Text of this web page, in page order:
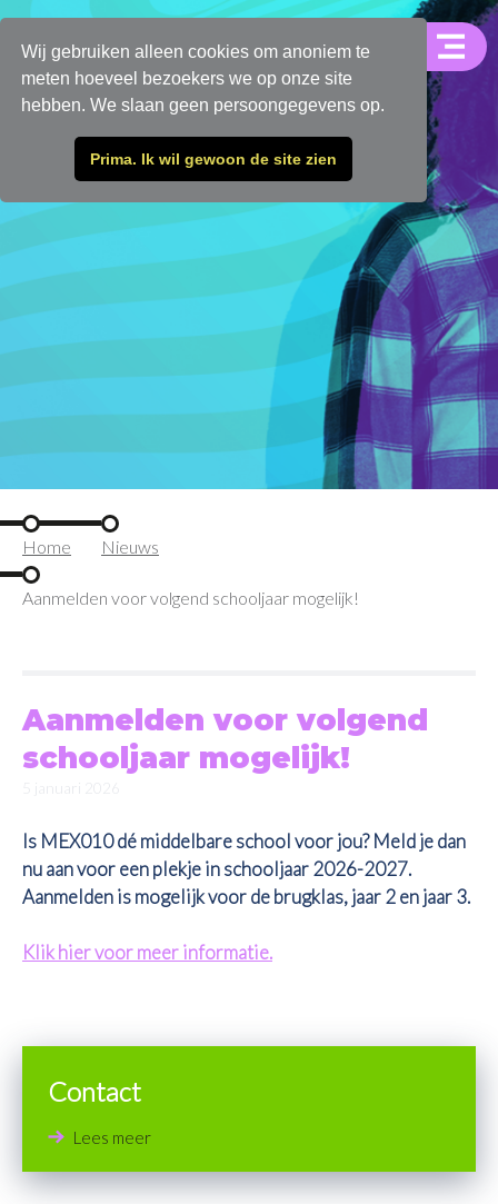
Wij gebruiken alleen cookies om anoniem te
meten hoeveel bezoekers we op onze site
hebben. We slaan geen persoongegevens op.
Prima. Ik wil gewoon de site zien
Home Nieuws
Aanmelden voor volgend schooljaar mogelijk!
Aanmelden voor volgend
schooljaar mogelijk!
5 januari 2026
Is MEX010 dé middelbare school voor jou? Meld je dan
nu aan voor een plekje in schooljaar 2026-2027.
Aanmelden is mogelijk voor de brugklas, jaar 2 en jaar 3.
Klik hier voor meer informatie.
Contact
Lees meer